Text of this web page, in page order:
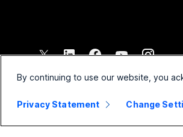
2026 Cisco and/or its affiliates. All
By continuing to use our website, you
Privacy Statement Change